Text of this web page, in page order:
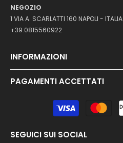
NEGOZIO
1 VIA A. SCARLATTI 160 NAPOLI - ITALIA
+39.0815560922
INFORMAZIONI
PAGAMENTI ACCETTATI
SEGUICI SUI SOCIAL